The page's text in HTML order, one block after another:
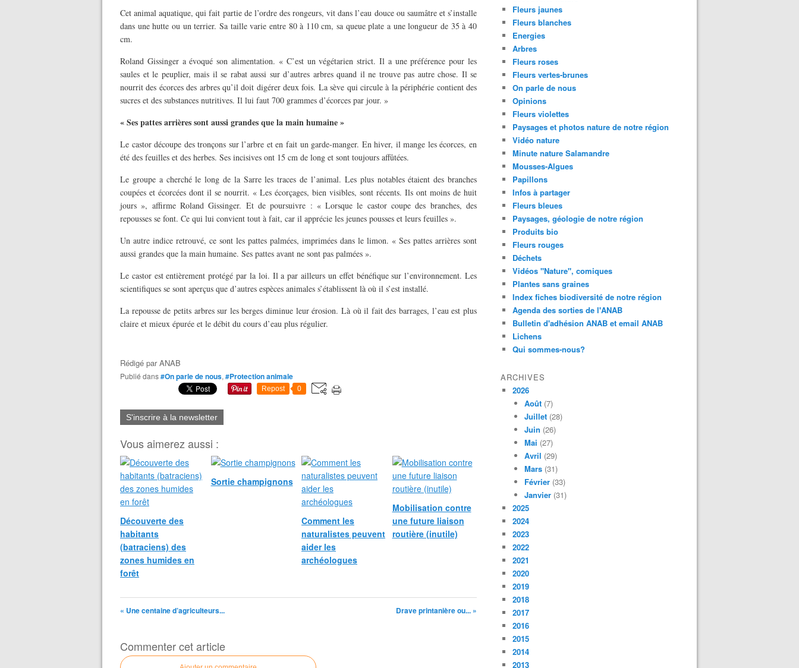
Cet animal aquatique, qui fait partie de l’ordre des rongeurs, vit dans l’eau douce ou saumâtre et s’installe
dans une hutte ou un terrier. Sa taille varie entre 80 à 110 cm, sa queue plate a une longueur de 35 à 40
cm.
Roland Gissinger a évoqué son alimentation. « C’est un végétarien strict. Il a une préférence pour les
saules et le peuplier, mais il se rabat aussi sur d’autres arbres quand il ne trouve pas autre chose. Il se
nourrit des écorces des arbres qu’il doit digérer deux fois. La sève qui circule à la périphérie contient des
sucres et des substances nutritives. Il lui faut 700 grammes d’écorces par jour. »
« Ses pattes arrières sont aussi grandes que la main humaine »
Le castor découpe des tronçons sur l’arbre et en fait un garde-manger. En hiver, il mange les écorces, en
été des feuilles et des herbes. Ses incisives ont 15 cm de long et sont toujours affûtées.
Le groupe a cherché le long de la Sarre les traces de l’animal. Les plus notables étaient des branches
coupées et écorcées dont il se nourrit. « Les écorçages, bien visibles, sont récents. Ils ont moins de huit
jours », affirme Roland Gissinger. Et de poursuivre : « Lorsque le castor coupe des branches, des
repousses se font. Ce qui lui convient tout à fait, car il apprécie les jeunes pousses et leurs feuilles ».
Un autre indice retrouvé, ce sont les pattes palmées, imprimées dans le limon. « Ses pattes arrières sont
aussi grandes que la main humaine. Ses pattes avant ne sont pas palmées ».
Le castor est entièrement protégé par la loi. Il a par ailleurs un effet bénéfique sur l’environnement. Les
scientifiques se sont aperçus que d’autres espèces animales s’établissent là où il s’est installé.
La repousse de petits arbres sur les berges diminue leur érosion. Là où il fait des barrages, l’eau est plus
claire et mieux épurée et le débit du cours d’eau plus régulier.
Rédigé parANAB
Publié dans#On parle de nous, #Protection animale
Repost 0
S'inscrire à la newsletter
Vous aimerez aussi :
Découverte des
habitants
(batraciens) des
zones humides en
forêt
Sortie champignons
Comment les
naturalistes peuvent
aider les
archéologues
Mobilisation contre
une future liaison
routière (inutile)
« Une centaine d’agriculteurs... Drave printanière ou... »
Commenter cet article
Fleurs jaunes
Fleurs blanches
Energies
Arbres
Fleurs roses
Fleurs vertes-brunes
On parle de nous
Opinions
Fleurs violettes
Paysages et photos nature de notre région
Vidéo nature
Minute nature Salamandre
Mousses-Algues
Papillons
Infos à partager
Fleurs bleues
Paysages, géologie de notre région
Produits bio
Fleurs rouges
Déchets
Vidéos "Nature", comiques
Plantes sans graines
Index fiches biodiversité de notre région
Agenda des sorties de l'ANAB
Bulletin d'adhésion ANAB et email ANAB
Lichens
Qui sommes-nous?
ARCHIVES
2026
Août (7)
Juillet (28)
Juin (26)
Mai (27)
Avril (29)
Mars (31)
Février (33)
Janvier (31)
2025
2024
2023
2022
2021
2020
2019
2018
2017
2016
2015
2014
2013